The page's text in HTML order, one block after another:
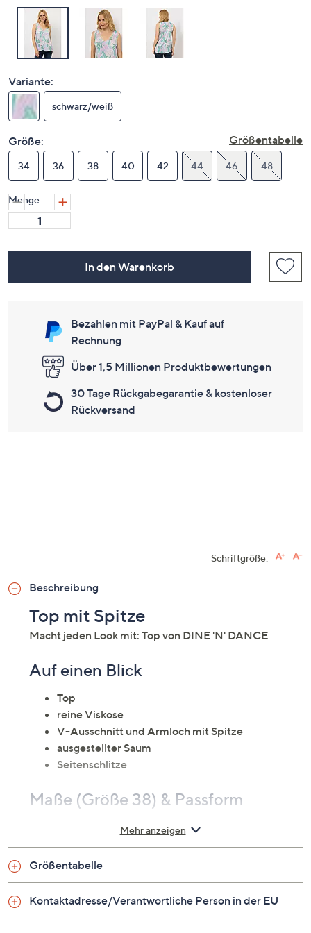
Variante:
schwarz/weiß
Größe: Größentabelle
34 36 38 40 42 44 46 48
Menge:
In den Warenkorb
Bezahlen mit PayPal & Kauf auf
Rechnung
Über 1,5 Millionen Produktbewertungen
30 Tage Rückgabegarantie & kostenloser
Rückversand
Schriftgröße:
Beschreibung
Top mit Spitze
Macht jeden Look mit: Top von DINE 'N' DANCE
Auf einen Blick
Top
reine Viskose
V-Ausschnitt und Armloch mit Spitze
ausgestellter Saum
Seitenschlitze
Maße (Größe 38) & Passform
Länge: ca. 68 cm
leger weit
Material
100 % Viskose
Mehr anzeigen
Größentabelle
Kontaktadresse/Verantwortliche Person in der EU